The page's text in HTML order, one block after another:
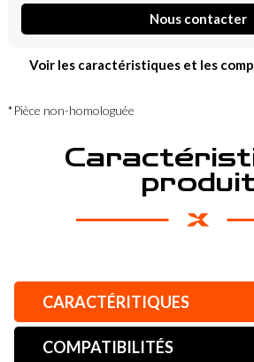
Nous contacter
Voir les caractéristiques et les
*Pièce non-homologuée
produit
CARACTÉRITIQUES
COMPATIBILITÉS